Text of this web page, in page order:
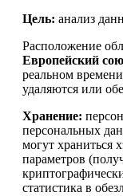
Цель: анализ
Расположение
Европейский
реальном
удаляются или
Хранение:
персональных
могут храниться
параметров
статистика в